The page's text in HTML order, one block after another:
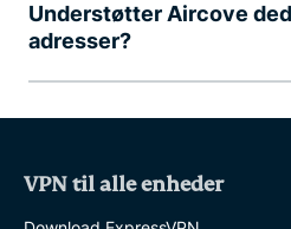
Understøtter Aircove
adresser?
VPN til alle enheder